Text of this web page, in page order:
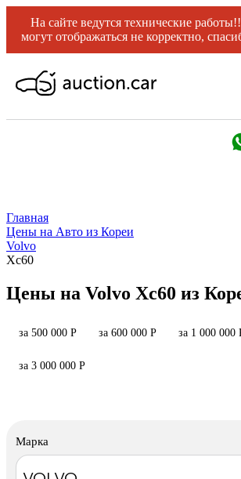
На сайте ведутся технические
могут отображаться не корректно,
Главная
Цены на Авто из Кореи
Volvo
Xc60
Цены на Volvo Xc60 из
за 500 000 Р за 600 000 Р за 1 000 000
за 3 000 000 Р
Марка